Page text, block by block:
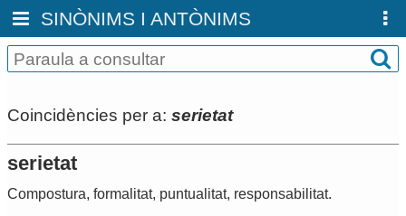
SINÒNIMS I ANTÒNIMS
Coincidències per a: serietat
serietat
Compostura, formalitat, puntualitat, responsabilitat.